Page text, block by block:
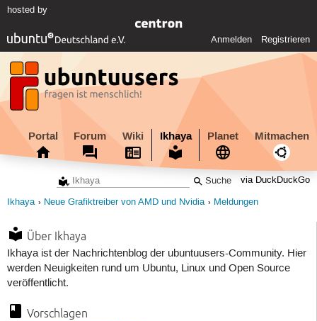
hosted by
Anmelden Registrieren
Portal Forum Wiki Ikhaya Planet Mitmachen
via DuckDuckGo
Ikhaya Neue Grafiktreiber von AMD und Nvidia Meldungen
Über Ikhaya
Ikhaya ist der Nachrichtenblog der ubuntuusers-Community. Hier
werden Neuigkeiten rund um Ubuntu, Linux und Open Source
veröffentlicht.
Vorschlagen